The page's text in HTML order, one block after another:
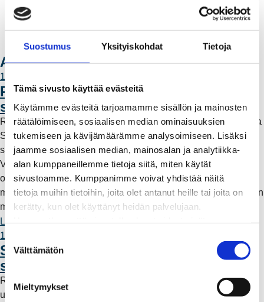
Suostumus Yksityiskohdat Tietoja
Tämä sivusto käyttää evästeitä
Käytämme evästeitä tarjoamamme sisällön ja mainosten
räätälöimiseen, sosiaalisen median ominaisuuksien
tukemiseen ja kävijämäärämme analysoimiseen. Lisäksi
jaamme sosiaalisen median, mainosalan ja analytiikka-
alan kumppaneillemme tietoja siitä, miten käytät
sivustoamme. Kumppanimme voivat yhdistää näitä
tietoja muihin tietoihin, joita olet antanut heille tai joita on
kerätty, kun olet käyttänyt heidän palvelujaan.
S
u
o
s
t
Välttämätön
Mieltymykset
Yhteystiedot
Laskutusosoitteet
Ota yhteyttä
Ajankohtaista
11.6.2026 12:00
Rauman Energia vahvistaa rooliaan
sähköntuotannossa
Rauman Energia on ostanut lisää osuuksia sähköntuotannosta
Suomessa ja Pohjoismaissa, kun Kokemäen Sähkö Oy myi
sähköntuotanto-osuutensa Rauman Energia Oy:lle.
Vappuaattona toteutunut kauppa parantaa yhtiön
omavaraisuutta ja lisää päästötöntä sähköntuotantoa. Mutta
mitä tämä tarkoittaa käytännössä – ja miksi sähköntuotantoa on
myös kaukana Raumalta?
Lue lisää
11.6.2026 12:00
Säävarma sähköverkko rakentuu
saaristoon
Rauman Energia on vahvistanut saariston sähköverkkoa
uudella maa- ja merikaapeliyhteydellä. Työn myötä alueelle